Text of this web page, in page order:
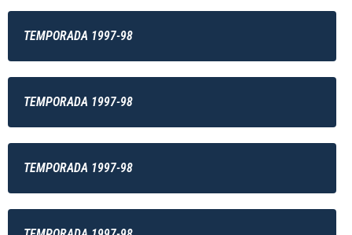
TEMPORADA 1997-98
TEMPORADA 1997-98
TEMPORADA 1997-98